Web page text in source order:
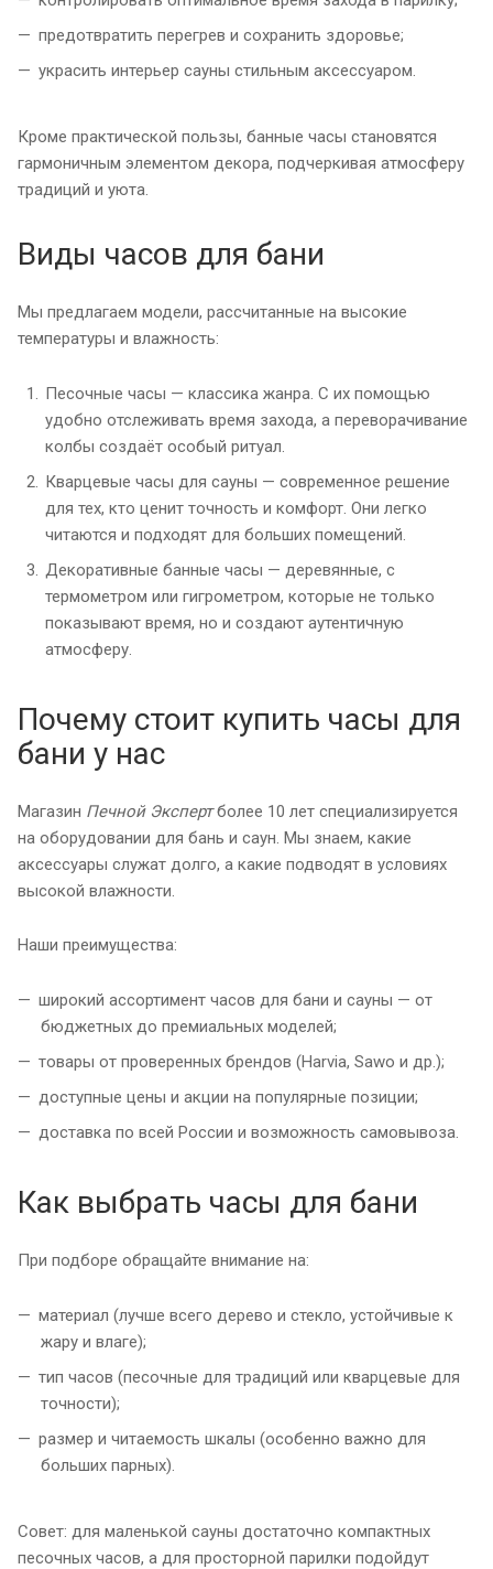
предотвратить перегрев и сохранить здоровье;
украсить интерьер сауны стильным аксессуаром.
Кроме практической пользы, банные часы становятся
гармоничным элементом декора, подчеркивая атмосферу
традиций и уюта.
Виды часов для бани
Мы предлагаем модели, рассчитанные на высокие
температуры и влажность:
Песочные часы — классика жанра. С их помощью
удобно отслеживать время захода, а переворачивание
колбы создаёт особый ритуал.
Кварцевые часы для сауны — современное решение
для тех, кто ценит точность и комфорт. Они легко
читаются и подходят для больших помещений.
Декоративные банные часы — деревянные, с
термометром или гигрометром, которые не только
показывают время, но и создают аутентичную
атмосферу.
Почему стоит купить часы для
бани у нас
Магазин Печной Экспертболее 10 лет специализируется
на оборудовании для бань и саун. Мы знаем, какие
аксессуары служат долго, а какие подводят в условиях
высокой влажности.
Наши преимущества:
широкий ассортимент часов для бани и сауны — от
бюджетных до премиальных моделей;
товары от проверенных брендов (Harvia, Sawo и др.);
доступные цены и акции на популярные позиции;
доставка по всей России и возможность самовывоза.
Как выбрать часы для бани
При подборе обращайте внимание на:
материал (лучше всего дерево и стекло, устойчивые к
жару и влаге);
тип часов (песочные для традиций или кварцевые для
точности);
размер и читаемость шкалы (особенно важно для
больших парных).
Совет: для маленькой сауны достаточно компактных
песочных часов, а для просторной парилки подойдут